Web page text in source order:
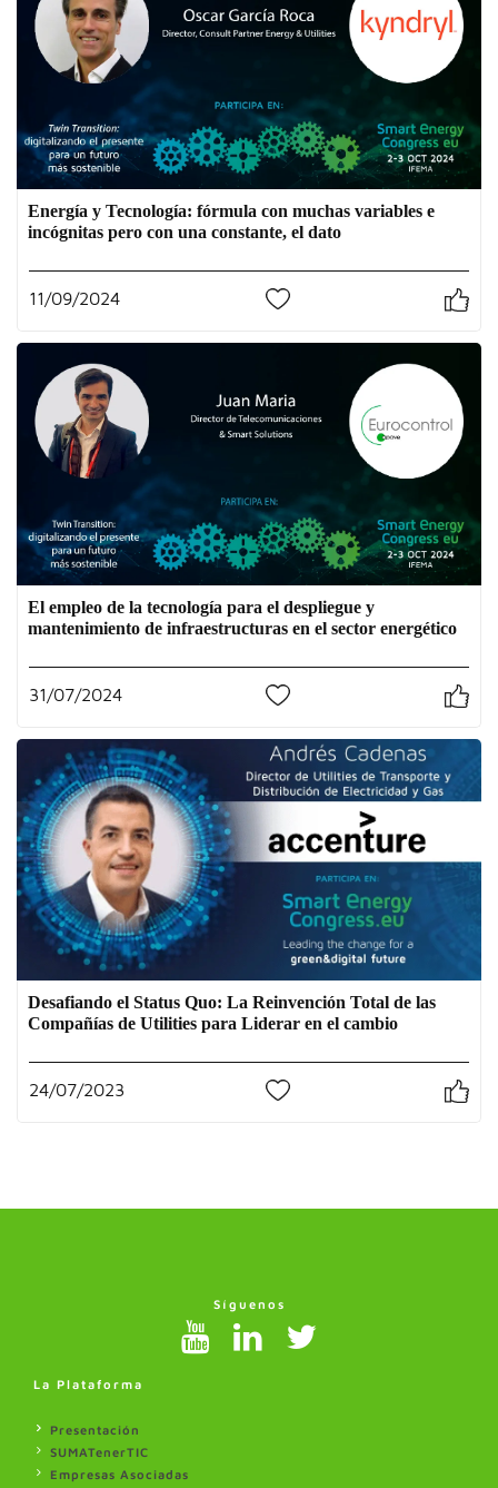
Energía y Tecnología: fórmula con muchas variables e
incógnitas pero con una constante, el dato
11/09/2024
El empleo de la tecnología para el despliegue y
mantenimiento de infraestructuras en el sector energético
31/07/2024
Desafiando el Status Quo: La Reinvención Total de las
Compañías de Utilities para Liderar en el cambio
24/07/2023
Síguenos
La Plataforma
Presentación
SUMATenerTIC
Empresas Asociadas